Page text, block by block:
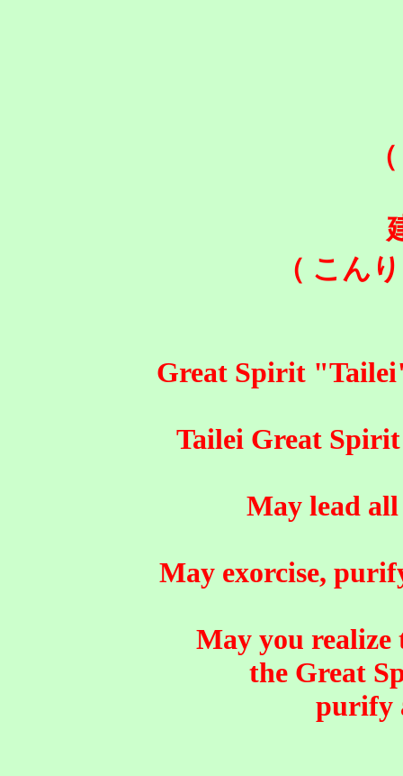
（ こん
Great Spirit
Tailei Great
May lead all
May exorcise,
May you realize
the Great
purify